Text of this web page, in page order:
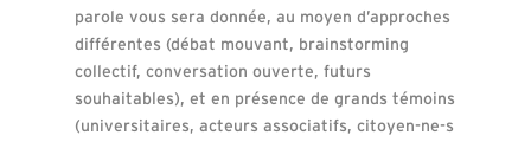
parole vous sera donnée, au moyen d’approches
différentes (débat mouvant, brainstorming
collectif, conversation ouverte, futurs
souhaitables), et en présence de grands témoins
(universitaires, acteurs associatifs, citoyen-ne-s